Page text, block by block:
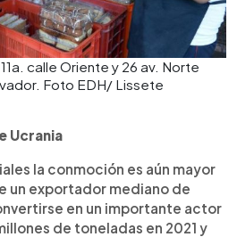
calle Oriente y 26 av. Norte
Foto EDH/ Lissete
Ucrania
la conmoción es aún mayor
un exportador mediano de
en un importante actor
de toneladas en 2021 y